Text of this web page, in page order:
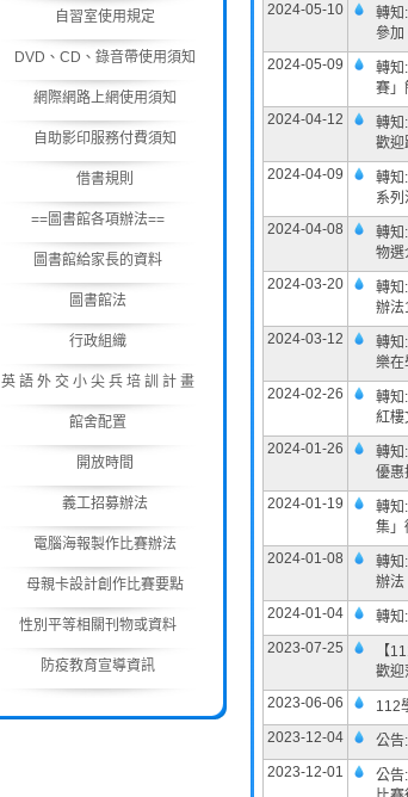
自習室使用規定
DVD、CD、錄音帶使用須知
網際網路上網使用須知
自助影印服務付費須知
借書規則
==圖書館各項辦法==
圖書館給家長的資料
圖書館法
行政組織
英 語 外 交 小 尖 兵 培 訓 計 畫
館舍配置
開放時間
義工招募辦法
電腦海報製作比賽辦法
母親卡設計創作比賽要點
性別平等相關刊物或資料
防疫教育宣導資訊
2024-05-10
轉知
參加
2024-05-09
轉知
賽」
2024-04-12
轉知
歡迎
2024-04-09
轉知
系列
2024-04-08
轉知
物選
2024-03-20
轉知
辦法
2024-03-12
轉知
樂在
2024-02-26
轉知
紅樓
2024-01-26
轉知
優惠
2024-01-19
轉知
集」
2024-01-08
轉知
辦法
2024-01-04 轉知
2023-07-25
【
歡迎
2023-06-06 112
2023-12-04 公告
2023-12-01
公告